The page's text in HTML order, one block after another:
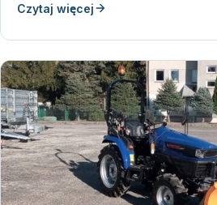
Czytaj więcej